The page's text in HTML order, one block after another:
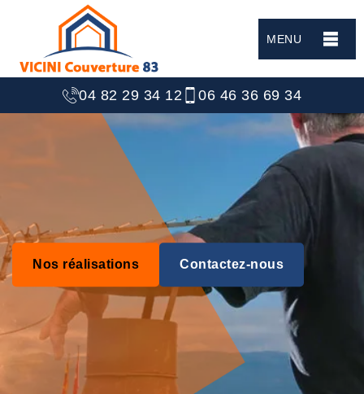
MENU
04 82 29 34 12 06 46 36 69 34
Nos réalisations Contactez-nous